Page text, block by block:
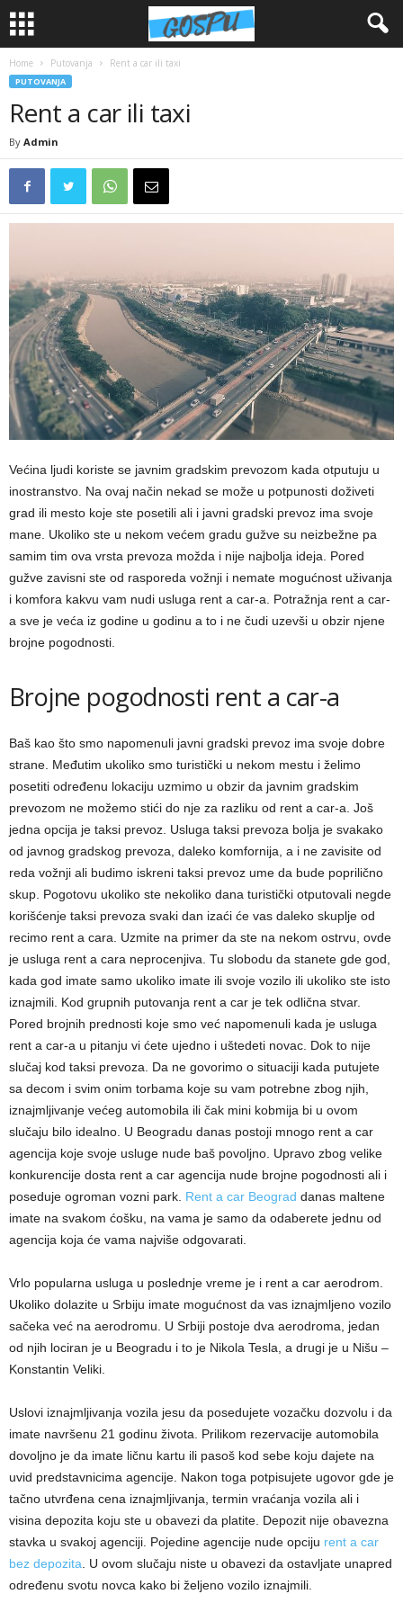
Home Putovanja Rent a car ili taxi
PUTOVANJA
Rent a car ili taxi
By Admin
Većina ljudi koriste se javnim gradskim prevozom kada otputuju u
inostranstvo. Na ovaj način nekad se može u potpunosti doživeti
grad ili mesto koje ste posetili ali i javni gradski prevoz ima svoje
mane. Ukoliko ste u nekom većem gradu gužve su neizbežne pa
samim tim ova vrsta prevoza možda i nije najbolja ideja. Pored
gužve zavisni ste od rasporeda vožnji i nemate mogućnost uživanja
i komfora kakvu vam nudi usluga rent a car-a. Potražnja rent a car-
a sve je veća iz godine u godinu a to i ne čudi uzevši u obzir njene
brojne pogodnosti.
Brojne pogodnosti rent a car-a
Baš kao što smo napomenuli javni gradski prevoz ima svoje dobre
strane. Međutim ukoliko smo turistički u nekom mestu i želimo
posetiti određenu lokaciju uzmimo u obzir da javnim gradskim
prevozom ne možemo stići do nje za razliku od rent a car-a. Još
jedna opcija je taksi prevoz. Usluga taksi prevoza bolja je svakako
od javnog gradskog prevoza, daleko komfornija, a i ne zavisite od
reda vožnji ali budimo iskreni taksi prevoz ume da bude poprilično
skup. Pogotovu ukoliko ste nekoliko dana turistički otputovali negde
korišćenje taksi prevoza svaki dan izaći će vas daleko skuplje od
recimo rent a cara. Uzmite na primer da ste na nekom ostrvu, ovde
je usluga rent a cara neprocenjiva. Tu slobodu da stanete gde god,
kada god imate samo ukoliko imate ili svoje vozilo ili ukoliko ste isto
iznajmili. Kod grupnih putovanja rent a car je tek odlična stvar.
Pored brojnih prednosti koje smo već napomenuli kada je usluga
rent a car-a u pitanju vi ćete ujedno i uštedeti novac. Dok to nije
slučaj kod taksi prevoza. Da ne govorimo o situaciji kada putujete
sa decom i svim onim torbama koje su vam potrebne zbog njih,
iznajmljivanje većeg automobila ili čak mini kobmija bi u ovom
slučaju bilo idealno. U Beogradu danas postoji mnogo rent a car
agencija koje svoje usluge nude baš povoljno. Upravo zbog velike
konkurencije dosta rent a car agencija nude brojne pogodnosti ali i
poseduje ogroman vozni park. Rent a car Beograd danas maltene
imate na svakom ćošku, na vama je samo da odaberete jednu od
agencija koja će vama najviše odgovarati.
Vrlo popularna usluga u poslednje vreme je i rent a car aerodrom.
Ukoliko dolazite u Srbiju imate mogućnost da vas iznajmljeno vozilo
sačeka već na aerodromu. U Srbiji postoje dva aerodroma, jedan
od njih lociran je u Beogradu i to je Nikola Tesla, a drugi je u Nišu –
Konstantin Veliki.
Uslovi iznajmljivanja vozila jesu da posedujete vozačku dozvolu i da
imate navršenu 21 godinu života. Prilikom rezervacije automobila
dovoljno je da imate ličnu kartu ili pasoš kod sebe koju dajete na
uvid predstavnicima agencije. Nakon toga potpisujete ugovor gde je
tačno utvrđena cena iznajmljivanja, termin vraćanja vozila ali i
visina depozita koju ste u obavezi da platite. Depozit nije obavezna
stavka u svakoj agenciji. Pojedine agencije nude opciju rent a car
bez depozita . U ovom slučaju niste u obavezi da ostavljate unapred
određenu svotu novca kako bi željeno vozilo iznajmili.